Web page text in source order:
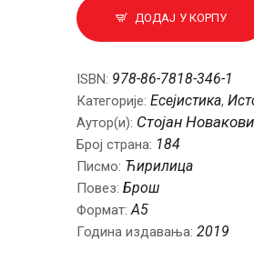
количина
ДОДАЈ У КОРПУ
ISBN: 978-86-7818-346-1
Категорије: Есејистика,
Аутор(и): Стојан
Број страна: 184
Писмо: Ћирилица
Повез: Брош
Формат:A5
Година издавања: 2019